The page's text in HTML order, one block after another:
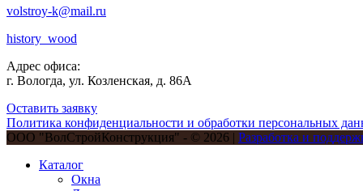
volstroy-k@mail.ru
history_wood
Адрес офиса:
г. Вологда, ул. Козленская, д. 86А
Оставить заявку
Политика конфиденциальности и обработки персональных
ООО "ВолСтройКонструкция" - © 2026 | Разработка и
Каталог
Окна